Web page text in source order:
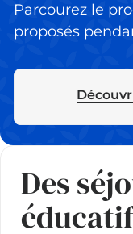
Parcourez le
proposés
Des